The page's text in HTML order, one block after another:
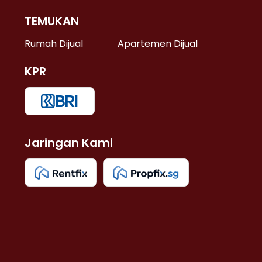
TEMUKAN
Rumah Dijual Apartemen Dijual
KPR
Jaringan Kami